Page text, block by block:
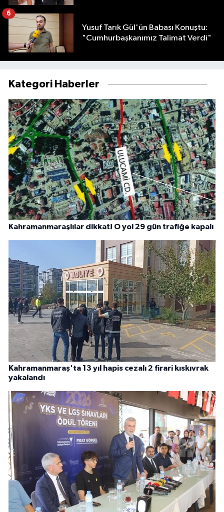
Yusuf Tarık Gül'ün Babası Konuştu:
"Cumhurbaşkanımız Talimat Verdi"
6
Kategori Haberler
Kahramanmaraşlılar dikkat! O yol 29 gün trafiğe kapalı
Kahramanmaraş'ta 13 yıl hapis cezalı 2 firari kıskıvrak
yakalandı